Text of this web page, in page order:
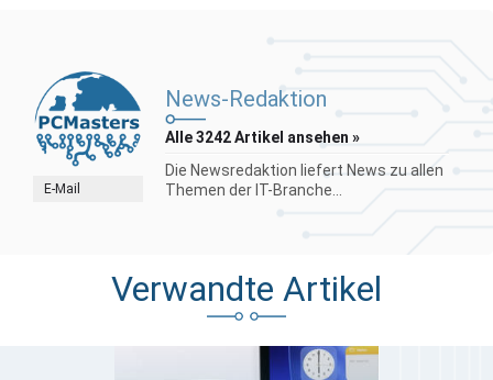
E-Mail
News-Redaktion
Alle 3242 Artikel ansehen »
Die Newsredaktion liefert News zu allen
Themen der IT-Branche...
Verwandte Artikel